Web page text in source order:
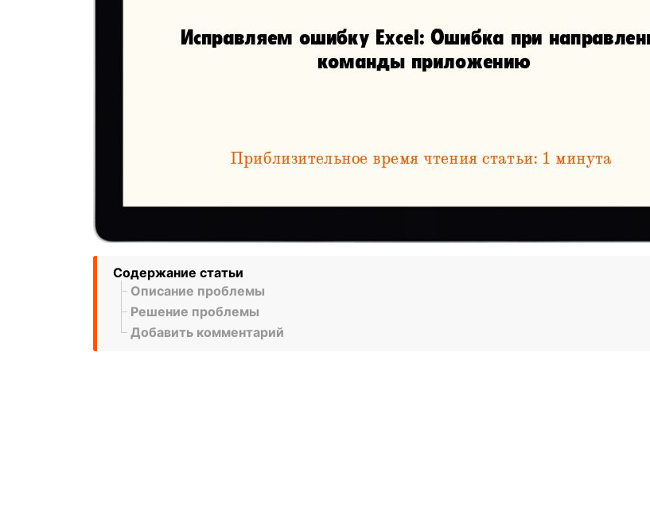
Содержание статьи
Описание проблемы
Решение проблемы
Добавить комментарий